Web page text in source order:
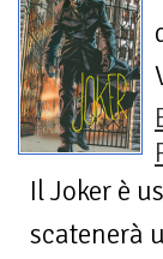
Il Joker è
scatenerà